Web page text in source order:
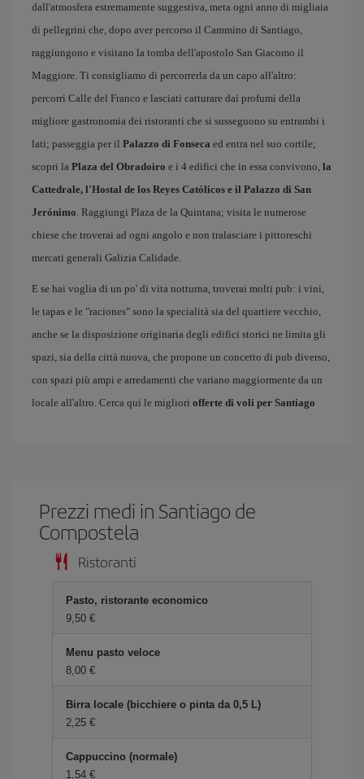
dall'atmosfera estremamente suggestiva, meta ogni anno di migliaia
di pellegrini che, dopo aver percorso il Cammino di Santiago,
raggiungono e visitano la tomba dell'apostolo San Giacomo il
Maggiore. Ti consigliamo di percorrerla da un capo all'altro:
percorri Calle del Franco e lasciati catturare dai profumi della
migliore gastronomia dei ristoranti che si susseguono su entrambi i
lati; passeggia per il Palazzo di Fonseca ed entra nel suo cortile;
scopri la Plaza del Obradoiro e i 4 edifici che in essa convivono, la
Cattedrale, l'Hostal de los Reyes Católicos e il Palazzo di San
Jerónimo. Raggiungi Plaza de la Quintana; visita le numerose
chiese che troverai ad ogni angolo e non tralasciare i pittoreschi
mercati generali Galizia Calidade.
E se hai voglia di un po' di vita notturna, troverai molti pub: i vini,
le tapas e le "raciones" sono la specialità sia del quartiere vecchio,
anche se la disposizione originaria degli edifici storici ne limita gli
spazi, sia della città nuova, che propone un concetto di pub diverso,
con spazi più ampi e arredamenti che variano maggiormente da un
locale all'altro. Cerca qui le migliori offerte di voli per Santiago
Prezzi medi in Santiago de
Compostela
Ristoranti
Pasto, ristorante economico
9,50 €
Menu pasto veloce
8,00 €
Birra locale (bicchiere o pinta da 0,5 L)
2,25 €
Cappuccino (normale)
1,54 €